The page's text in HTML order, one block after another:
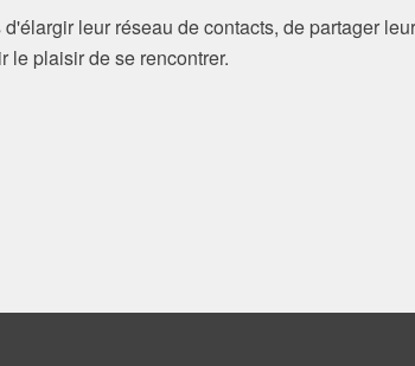
leur réseau de contacts, de partager
le plaisir de se rencontrer.